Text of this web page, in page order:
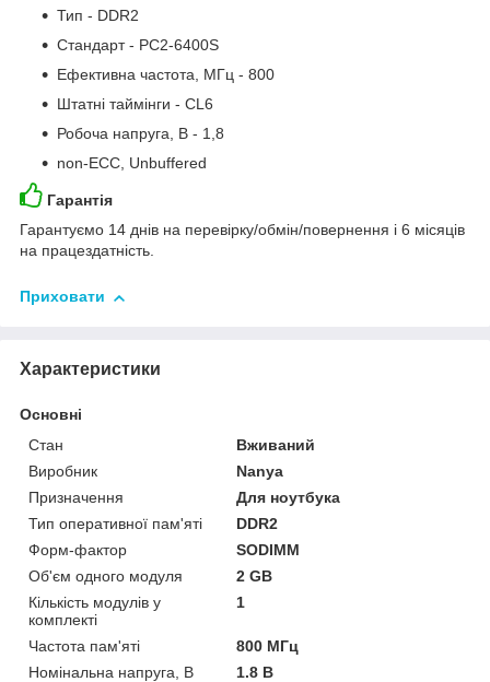
Тип - DDR2
Стандарт - PC2-6400S
Ефективна частота, МГц - 800
Штатні таймінги - CL6
Робоча напруга, В - 1,8
non-ECC, Unbuffered
Гарантія
Гарантуємо 14 днів на перевірку/обмін/повернення і 6 місяців
на працездатність.
Приховати
Характеристики
Основні
Стан
Вживаний
Виробник
Nanya
Призначення
Для ноутбука
Тип оперативної пам'яті
DDR2
Форм-фактор
SODIMM
Об'єм одного модуля
2 GB
Кількість модулів у
комплекті
1
Частота пам'яті
800 МГц
Номінальна напруга, В
1.8 В